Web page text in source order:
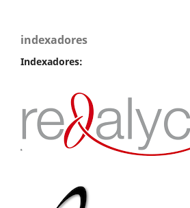
indexadores
Indexadores: